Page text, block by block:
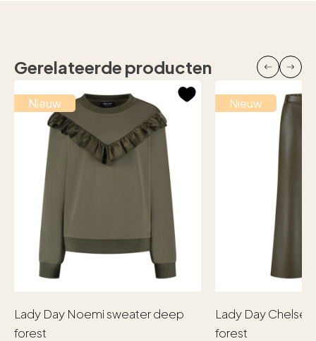
Gerelateerde producten
Nieuw
Lady Day Noemi sweater deep
forest
Nieuw
Lady Day
forest